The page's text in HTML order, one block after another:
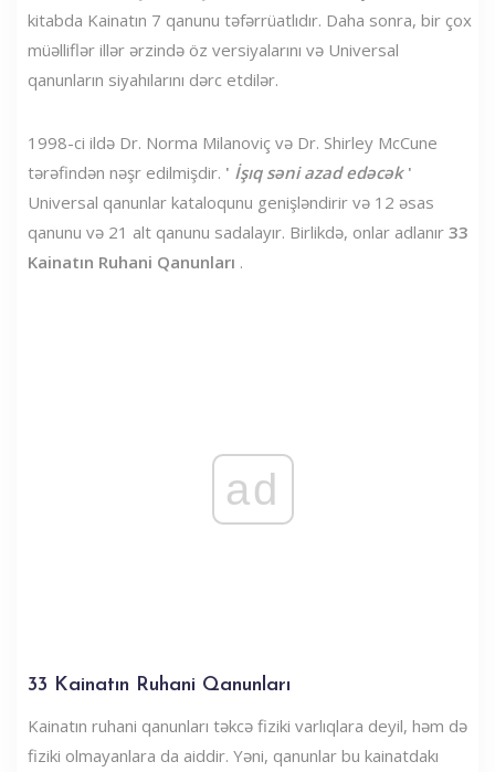
kitabda Kainatın 7 qanunu təfərrüatlıdır. Daha sonra, bir çox
müəlliflər illər ərzində öz versiyalarını və Universal
qanunların siyahılarını dərc etdilər.
1998-ci ildə Dr. Norma Milanoviç və Dr. Shirley McCune
tərəfindən nəşr edilmişdir. ' İşıq səni azad edəcək'
Universal qanunlar kataloqunu genişləndirir və 12 əsas
qanunu və 21 alt qanunu sadalayır. Birlikdə, onlar adlanır 33
Kainatın Ruhani Qanunları .
ad
33 Kainatın Ruhani Qanunları
Kainatın ruhani qanunları təkcə fiziki varlıqlara deyil, həm də
fiziki olmayanlara da aiddir. Yəni, qanunlar bu kainatdakı